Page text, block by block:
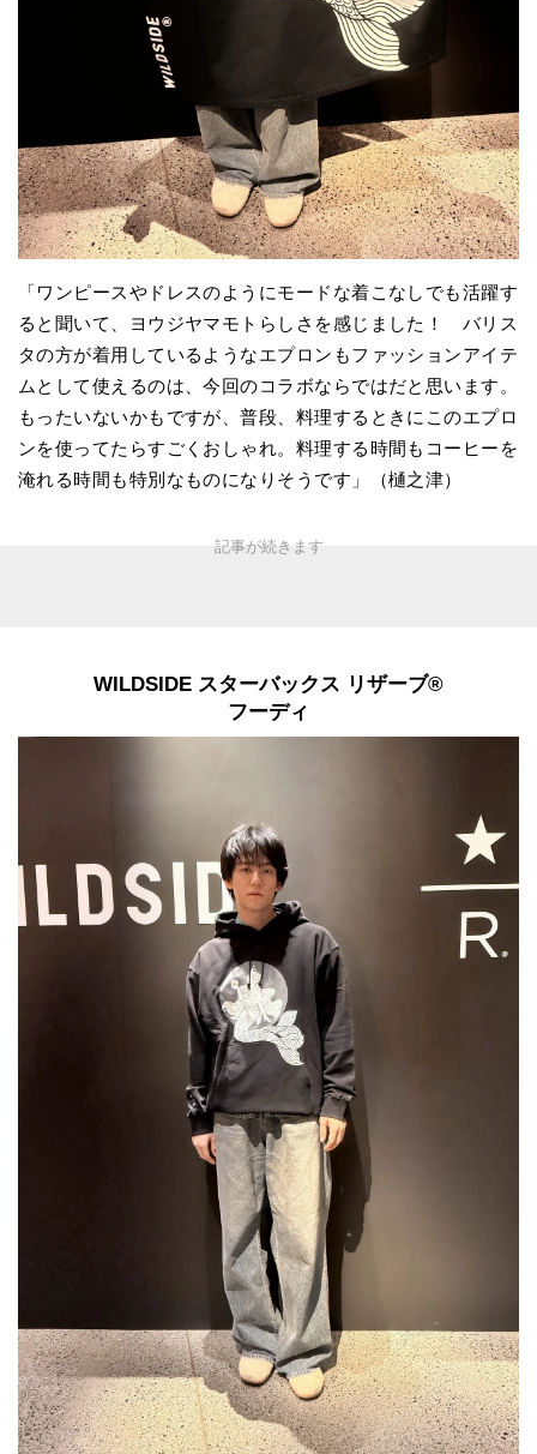
「ワンピースやドレスのようにモードな着こなしでも活躍す
ると聞いて、ヨウジヤマモトらしさを感じました！ バリス
タの方が着用しているようなエプロンもファッションアイテ
ムとして使えるのは、今回のコラボならではだと思います。
もったいないかもですが、普段、料理するときにこのエプロ
ンを使ってたらすごくおしゃれ。料理する時間もコーヒーを
淹れる時間も特別なものになりそうです」（樋之津）
WILDSIDE スターバックス リザーブ®
フーディ